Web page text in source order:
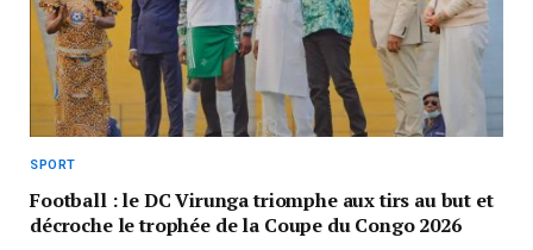
SPORT
Football : le DC Virunga triomphe aux tirs au but et
décroche le trophée de la Coupe du Congo 2026